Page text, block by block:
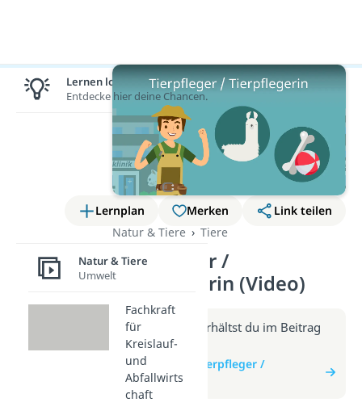
Lernplan Merken
Link teilen
Natur & Tiere
Tiere
Tierpfleger /
Tierpflegerin (Video)
Weitere Infos erhältst du im Beitrag
zum Video
zum Beitrag: Tierpfleger /
Tierpflegerin
Lernen lohnt sich!
Entdecke hier deine Chancen.
Natur & Tiere
Umwelt
Fachkraft
für
Kreislauf-
und
Abfallwirts
chaft